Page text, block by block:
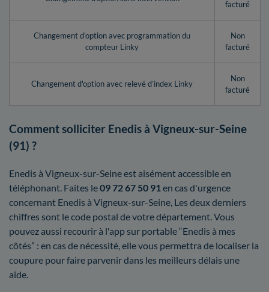
facturé
Changement d'option avec programmation du
compteur Linky
Non
facturé
Changement d'option avec relevé d’index Linky
Non
facturé
Comment solliciter Enedis à Vigneux-sur-Seine
(91) ?
Enedis à Vigneux-sur-Seine est aisément accessible en
téléphonant. Faites le09 72 67 50 91 en cas d'urgence
concernant Enedis à Vigneux-sur-Seine, Les deux derniers
chiffres sont le code postal de votre département. Vous
pouvez aussi recourir à l'app sur portable “Enedis à mes
côtés” : en cas de nécessité, elle vous permettra de localiser la
coupure pour faire parvenir dans les meilleurs délais une
aide.